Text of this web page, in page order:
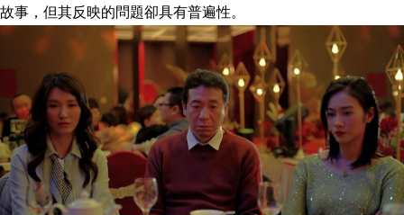
故事，但其反映的問題卻具有普遍性。